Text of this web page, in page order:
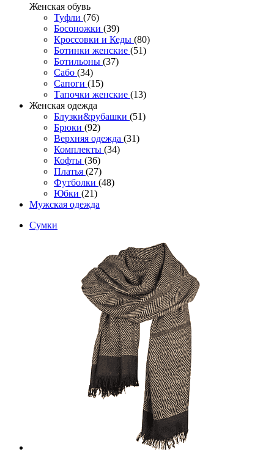
Женcкая обувь
Туфли (76)
Босоножки (39)
Кроссовки и Кеды (80)
Ботинки женские (51)
Ботильоны (37)
Сабо (34)
Сапоги (15)
Тапочки женские (13)
Женская одежда
Блузки&рубашки (51)
Брюки (92)
Верхняя одежда (31)
Комплекты (34)
Кофты (36)
Платья (27)
Футболки (48)
Юбки (21)
Мужская одежда
Сумки